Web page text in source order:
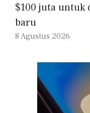
$100 juta untuk
baru
8 Agustus 2026